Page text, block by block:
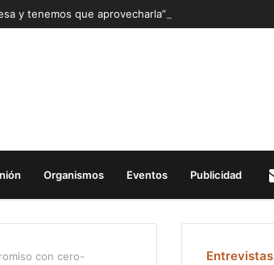
y tenemos que aprovecharla”
Organismos Eventos Publicidad
con cero-
Entrevistas